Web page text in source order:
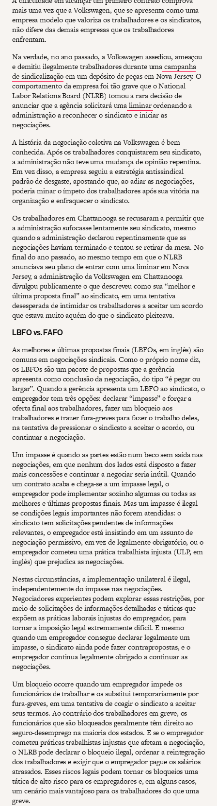
mais uma vez que a Volkswagen, que se apresenta como uma
empresa modelo que valoriza os trabalhadores e os sindicatos,
não difere das demais empresas que os trabalhadores
enfrentam.
Na verdade, no ano passado, a Volkswagen assediou, ameaçou
e demitiu ilegalmente trabalhadores durante umacampanha
de sindicalizaçãoem um depósito de peças em Nova Jersey. O
comportamento da empresa foi tão grave que o National
Labor Relations Board (NLRB) tomou a rara decisão de
anunciar que a agência solicitará umaliminarordenando a
administração a reconhecer o sindicato e iniciar as
negociações.
A história da negociação coletiva na Volkswagen é bem
conhecida. Após os trabalhadores conquistarem seu sindicato,
a administração não teve uma mudança de opinião repentina.
Em vez disso, a empresa seguiu a estratégia antissindical
padrão de desgaste, apostando que, ao adiar as negociações,
poderia minar o ímpeto dos trabalhadores após sua vitória na
organização e enfraquecer o sindicato.
Os trabalhadores em Chattanooga se recusaram a permitir que
a administração sufocasse lentamente seu sindicato, mesmo
quando a administração declarou repentinamente que as
negociações haviam terminado e tentou se retirar da mesa. No
final do ano passado, ao mesmo tempo em que o NLRB
anunciava seu plano de entrar com uma liminar em Nova
Jersey, a administração da Volkswagen em Chattanooga
divulgou publicamente o que descreveu como sua “melhor e
última proposta final” ao sindicato, em uma tentativa
desesperada de intimidar os trabalhadores a aceitar um acordo
que estava muito aquém do que o sindicato pleiteava.
LBFO vs. FAFO
As melhores e últimas propostas finais (LBFOs, em inglês) são
comuns em negociações sindicais. Como o próprio nome diz,
os LBFOs são um pacote de propostas que a gerência
apresenta como conclusão da negociação, do tipo “é pegar ou
largar”. Quando a gerência apresenta um LBFO ao sindicato, o
empregador tem três opções: declarar “impasse” e forçar a
oferta final aos trabalhadores, fazer um bloqueio aos
trabalhadores e trazer fura-greves para fazer o trabalho deles,
na tentativa de pressionar o sindicato a aceitar o acordo, ou
continuar a negociação.
Um impasse é quando as partes estão num beco sem saída nas
negociações, em que nenhum dos lados está disposto a fazer
mais concessões e continuar a negociar seria inútil. Quando
um contrato acaba e chega-se a um impasse legal, o
empregador pode implementar sozinho algumas ou todas as
melhores e últimas propostas finais. Mas um impasse é ilegal
se condições legais importantes não forem atendidas: o
sindicato tem solicitações pendentes de informações
relevantes, o empregador está insistindo em um assunto de
negociação permissivo, em vez de legalmente obrigatório, ou o
empregador cometeu uma prática trabalhista injusta (ULP, em
inglês) que prejudica as negociações.
Nestas circunstâncias, a implementação unilateral é ilegal,
independentemente do impasse nas negociações.
Negociadores experientes podem explorar essas restrições, por
meio de solicitações de informações detalhadas e táticas que
expõem as práticas laborais injustas do empregador, para
tornar a imposição legal extremamente difícil. E mesmo
quando um empregador consegue declarar legalmente um
impasse, o sindicato ainda pode fazer contrapropostas, e o
empregador continua legalmente obrigado a continuar as
negociações.
Um bloqueio ocorre quando um empregador impede os
funcionários de trabalhar e os substitui temporariamente por
fura-greves, em uma tentativa de coagir o sindicato a aceitar
seus termos. Ao contrário dos trabalhadores em greve, os
funcionários que são bloqueados geralmente têm direito ao
seguro-desemprego na maioria dos estados. E se o empregador
cometeu práticas trabalhistas injustas que afetam a negociação,
o NLRB pode declarar o bloqueio ilegal, ordenar a reintegração
dos trabalhadores e exigir que o empregador pague os salários
atrasados. Esses riscos legais podem tornar os bloqueios uma
tática de alto risco para os empregadores e, em alguns casos,
um cenário mais vantajoso para os trabalhadores do que uma
greve.